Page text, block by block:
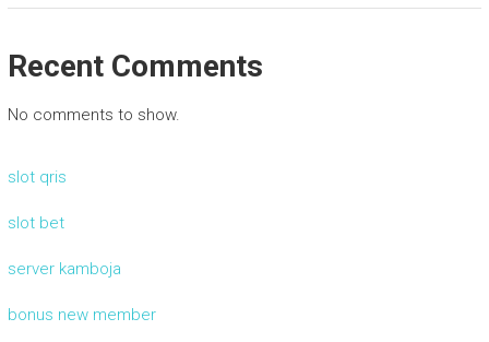
Recent Comments
No comments to show.
slot qris
slot bet
server kamboja
bonus new member